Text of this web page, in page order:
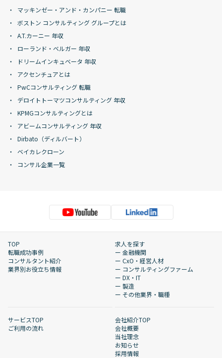
マッキンゼー・アンド・カンパニー 転職
ボストン コンサルティング グループとは
A.T.カーニー 年収
ローランド・ベルガー 年収
ドリームインキュベータ 年収
アクセンチュアとは
PwCコンサルティング 転職
デロイトトーマツコンサルティング 年収
KPMGコンサルティングとは
アビームコンサルティング 年収
Dirbato（ディルバート）
ベイカレクローン
コンサル企業一覧
TOP
転職成功事例
コンサルタント紹介
業界別お役立ち情報
求人を探す
ー 金融機関
ー CxO・経営人材
ー コンサルティングファーム
ー DX・IT
ー 製造
ー その他業界・職種
サービスTOP
ご利用の流れ
会社紹介TOP
会社概要
当社理念
お知らせ
採用情報